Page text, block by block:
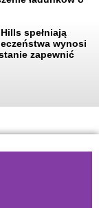
spełniają
wynosi
zapewnić